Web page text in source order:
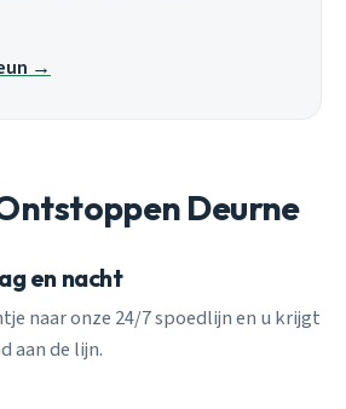
→
Deurne
en nacht
naar onze 24/7 spoedlijn en u krijgt
aan de lijn.